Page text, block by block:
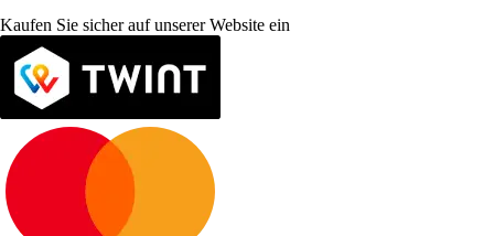
Kaufen Sie sicher auf unserer Website ein